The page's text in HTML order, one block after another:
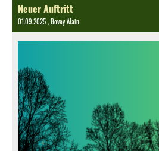
Neuer Auftritt
01.09.2025, Bovey Alain